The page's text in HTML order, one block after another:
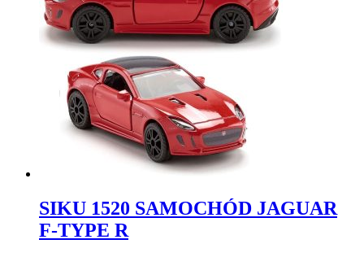
SIKU 1520 SAMOCHÓD JAGUAR
F-TYPE R